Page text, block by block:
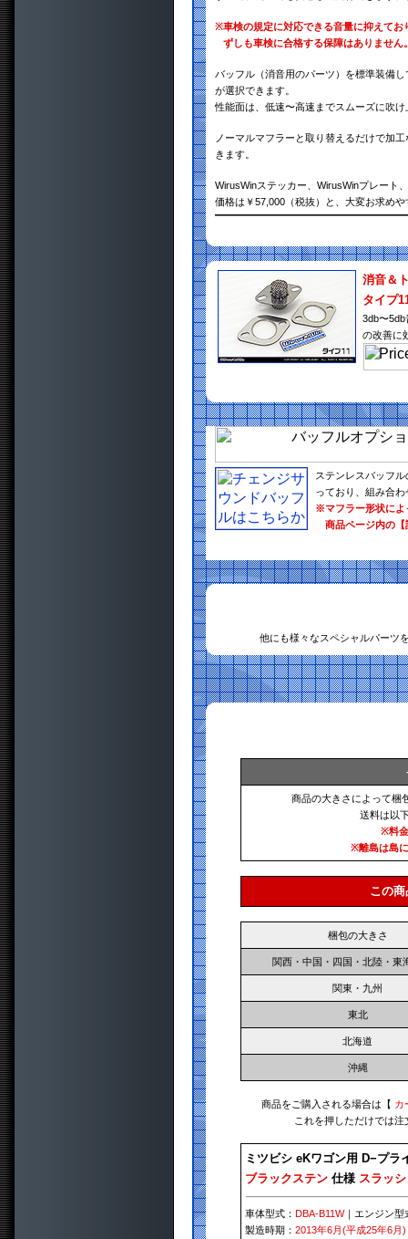
※車検の規定に対応できる音量に抑えて
ずしも車検に合格する保障はありませ
バッフル（消音用のパーツ）を標準装備
が選択できます。
性能面は、低速〜高速までスムーズに吹
ノーマルマフラーと取り替えるだけで加
きます。
WirusWinステッカー、WirusWinプレート
価格は￥57,000（税抜）と、大変お求め
消音＆
タイプ
3db〜
の改善に
ステンレスバッフ
っており、組み合
※マフラー形状によ
商品ページ内の【
他にも様々なスペシャルパーツ
商品の大きさによって梱
送料は以
※料
※離島は島
この
梱包の大きさ
関西・中国・四国・北陸・東
関東・九州
東北
北海道
沖縄
商品をご購入される場合は【 カ
これを押しただけでは
ミツビシ eKワゴン用 D−プラ
ブラックステン 仕様 スラッ
車体型式：DBA-B11W｜エンジン型
製造時期：2013年6月(平成25年6月)